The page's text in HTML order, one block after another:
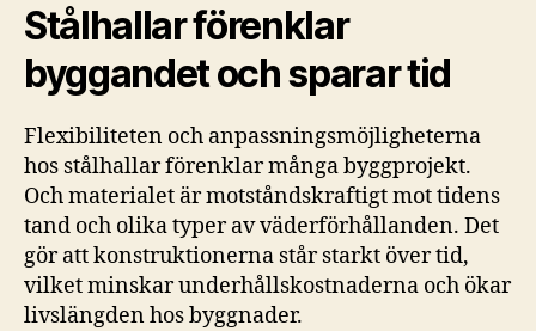
Stålhallar förenklar
byggandet och sparar tid
Flexibiliteten och anpassningsmöjligheterna
hos stålhallar förenklar många byggprojekt.
Och materialet är motståndskraftigt mot tidens
tand och olika typer av väderförhållanden. Det
gör att konstruktionerna står starkt över tid,
vilket minskar underhållskostnaderna och ökar
livslängden hos byggnader.